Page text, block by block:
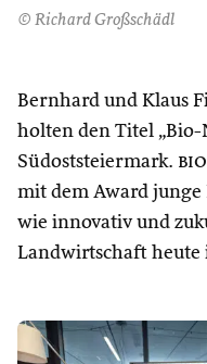
© Richard Großschädl
Bernhard und Klaus
holten den Titel „Bio-
Südoststeiermark.
mit dem Award junge
wie innovativ und
Landwirtschaft heute